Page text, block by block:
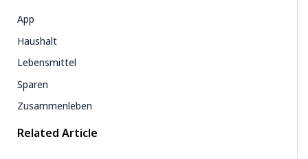
App
Haushalt
Lebensmittel
Sparen
Zusammenleben
Related Article